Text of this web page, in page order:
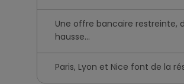
Une offre bancaire restreinte,
hausse...
Paris, Lyon et Nice font de la